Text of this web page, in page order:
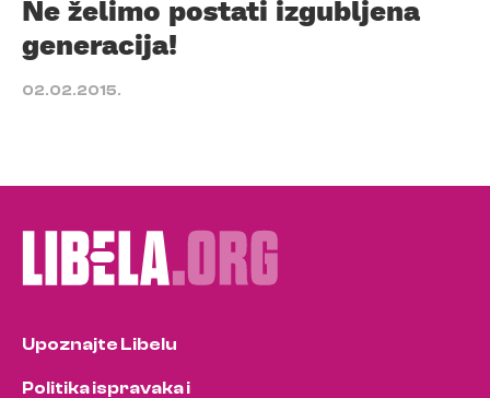
Ne želimo postati izgubljena
generacija!
02.02.2015.
Upoznajte Libelu
Politika ispravaka i